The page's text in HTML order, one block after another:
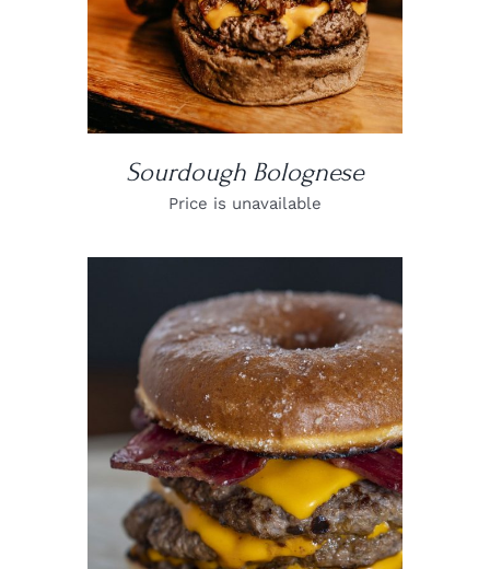
Sourdough Bolognese
Price is unavailable
DETAILS